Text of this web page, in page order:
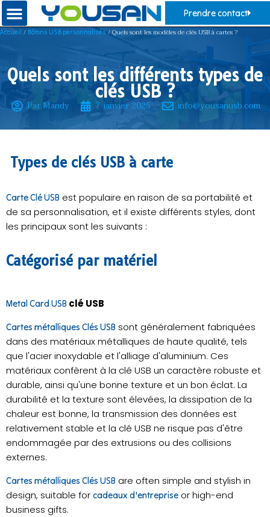
Prendre contact
Accueil / Bâtons USB personnalisés / Quels sont les modèles de clés USB à cartes ?
Quels sont les différents types de
clés USB ?
Par Mandy 7 janvier 2025 info@yousanusb.com
Types de clés USB à carte
Carte Clé USB est populaire en raison de sa portabilité et
de sa personnalisation, et il existe différents styles, dont
les principaux sont les suivants :
Catégorisé par matériel
Metal Card USB clé USB
Cartes métalliques Clés USB sont généralement fabriquées
dans des matériaux métalliques de haute qualité, tels
que l'acier inoxydable et l'alliage d'aluminium. Ces
matériaux confèrent à la clé USB un caractère robuste et
durable, ainsi qu'une bonne texture et un bon éclat. La
durabilité et la texture sont élevées, la dissipation de la
chaleur est bonne, la transmission des données est
relativement stable et la clé USB ne risque pas d'être
endommagée par des extrusions ou des collisions
externes.
Cartes métalliques Clés USB are often simple and stylish in
design, suitable for cadeaux d'entreprise or high-end
business gifts.